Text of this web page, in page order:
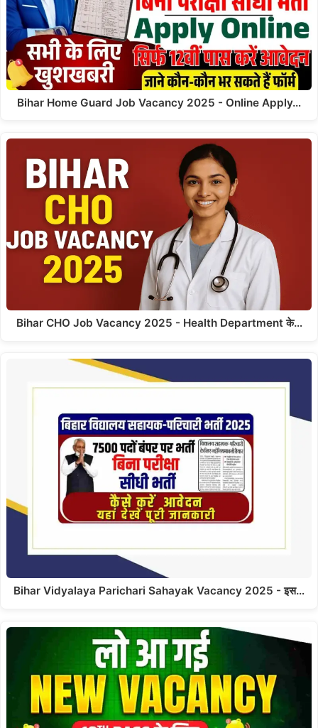
Bihar Home Guard Job Vacancy 2025 - Online Apply…
Bihar CHO Job Vacancy 2025 - Health Department के…
Bihar Vidyalaya Parichari Sahayak Vacancy 2025 - इस…